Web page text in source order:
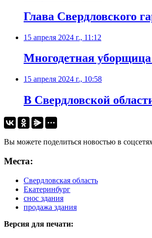
Глава Свердловского
15 апреля 2024 г., 11:12
Многодетная
15 апреля 2024 г., 10:58
В Свердловской
Вы можете поделиться новостью в
Места:
Свердловская область
Екатеринбург
снос здания
продажа здания
Версия для печати: